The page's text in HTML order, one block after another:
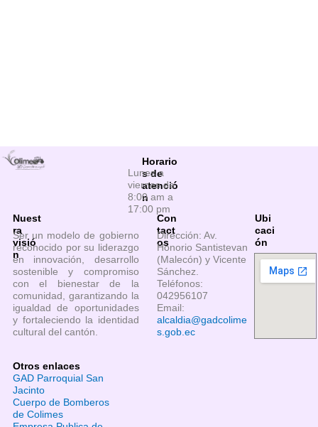
Con
tact
os
Dirección: Av.
Honorio Santistevan
(Malecón) y Vicente
Sánchez.
Teléfonos:
042956107
Email:
alcaldia@gadcolime
s.gob.ec
Nuest
ra
visió
n
Ser un modelo de gobierno
reconocido por su liderazgo
en innovación, desarrollo
sostenible y compromiso
con el bienestar de la
comunidad, garantizando la
igualdad de oportunidades
y fortaleciendo la identidad
cultural del cantón.
Horario
s de
atenció
n
Lunes a
viernes de
8:00 am a
17:00 pm
Otros enlaces
GAD Parroquial San
Jacinto
Cuerpo de Bomberos
de Colimes
Ubi
caci
ón